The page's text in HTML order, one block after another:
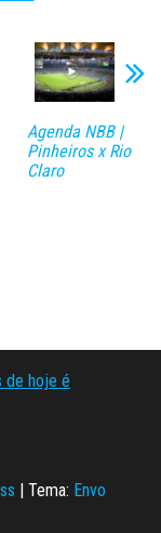
Agenda NBB |
Pinheiros x Rio
Claro
de hoje é
| Tema: Envo